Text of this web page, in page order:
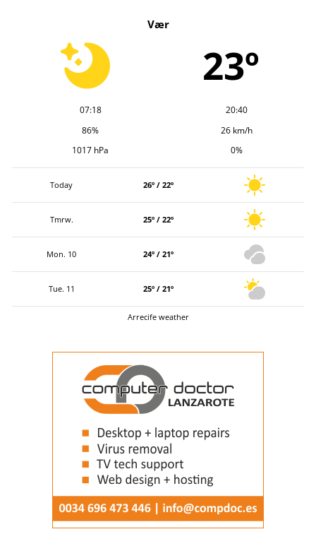
Vær
23º
07:18
20:40
86%
26 km/h
1017 hPa
0%
Today 26º / 22º
Tmrw. 25º / 22º
Mon. 10 24º / 21º
Tue. 11 25º / 21º
Arrecife weather